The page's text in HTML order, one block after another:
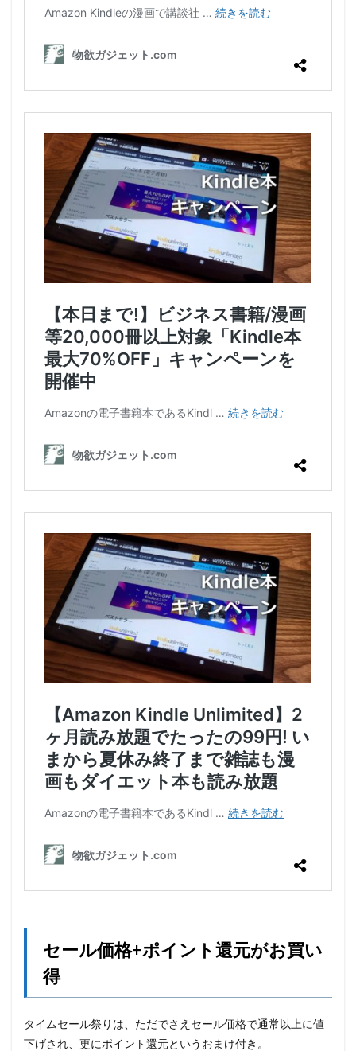
セール価格+ポイント還元がお買い
得
タイムセール祭りは、ただでさえセール価格で通常以上に値
下げされ、更にポイント還元というおまけ付き。